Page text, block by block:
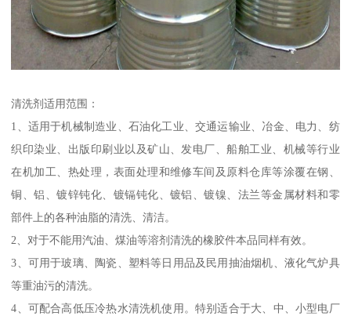
清洗剂适用范围：
1、适用于机械制造业、石油化工业、交通运输业、冶金、电力、纺
织印染业、出版印刷业以及矿山、发电厂、船舶工业、机械等行业
在机加工、热处理，表面处理和维修车间及原料仓库等涂覆在钢、
铜、铝、镀锌钝化、镀镉钝化、镀铝、镀镍、法兰等金属材料和零
部件上的各种油脂的清洗、清洁。
2、对于不能用汽油、煤油等溶剂清洗的橡胶件本品同样有效。
3、可用于玻璃、陶瓷、塑料等日用品及民用抽油烟机、液化气炉具
等重油污的清洗。
4、可配合高低压冷热水清洗机使用。特别适合于大、中、小型电厂